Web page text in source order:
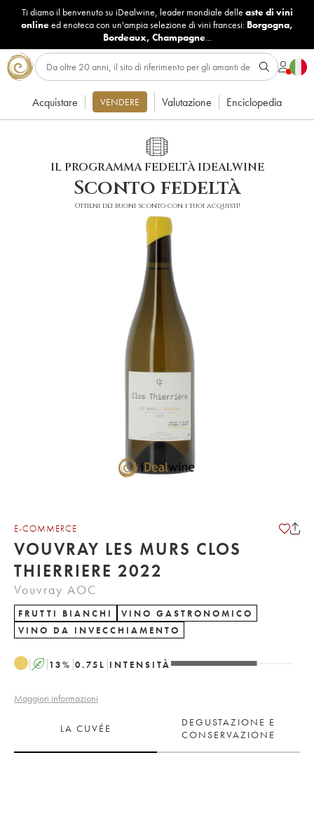
Ti diamo il benvenuto su iDealwine, leader mondiale delle aste di vini
onlineed enoteca con un'ampia selezione di vini francesi: Borgogna,
Bordeaux, Champagne...
Acquistare VENDERE Valutazione Enciclopedia
IL PROGRAMMA FEDELTÀ IDEALWINE
Sconto fedeltà
Ottieni dei buoni sconto con i tuoi acquisti!
E-COMMERCE
VOUVRAY LES MURS CLOS
THIERRIERE 2022
Vouvray AOC
FRUTTI BIANCHI
VINO GASTRONOMICO
VINO DA INVECCHIAMENTO
A 13% 0.75 L INTENSITÀ
Maggiori informazioni
LA CUVÉE
DEGUSTAZIONE E
CONSERVAZIONE